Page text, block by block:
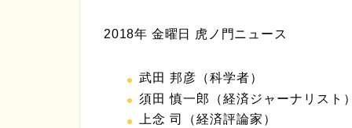
2018年 金曜日 虎ノ門ニュース
武田 邦彦（科学者）
須田 慎一郎（経済ジャーナリスト
上念 司（経済評論家）